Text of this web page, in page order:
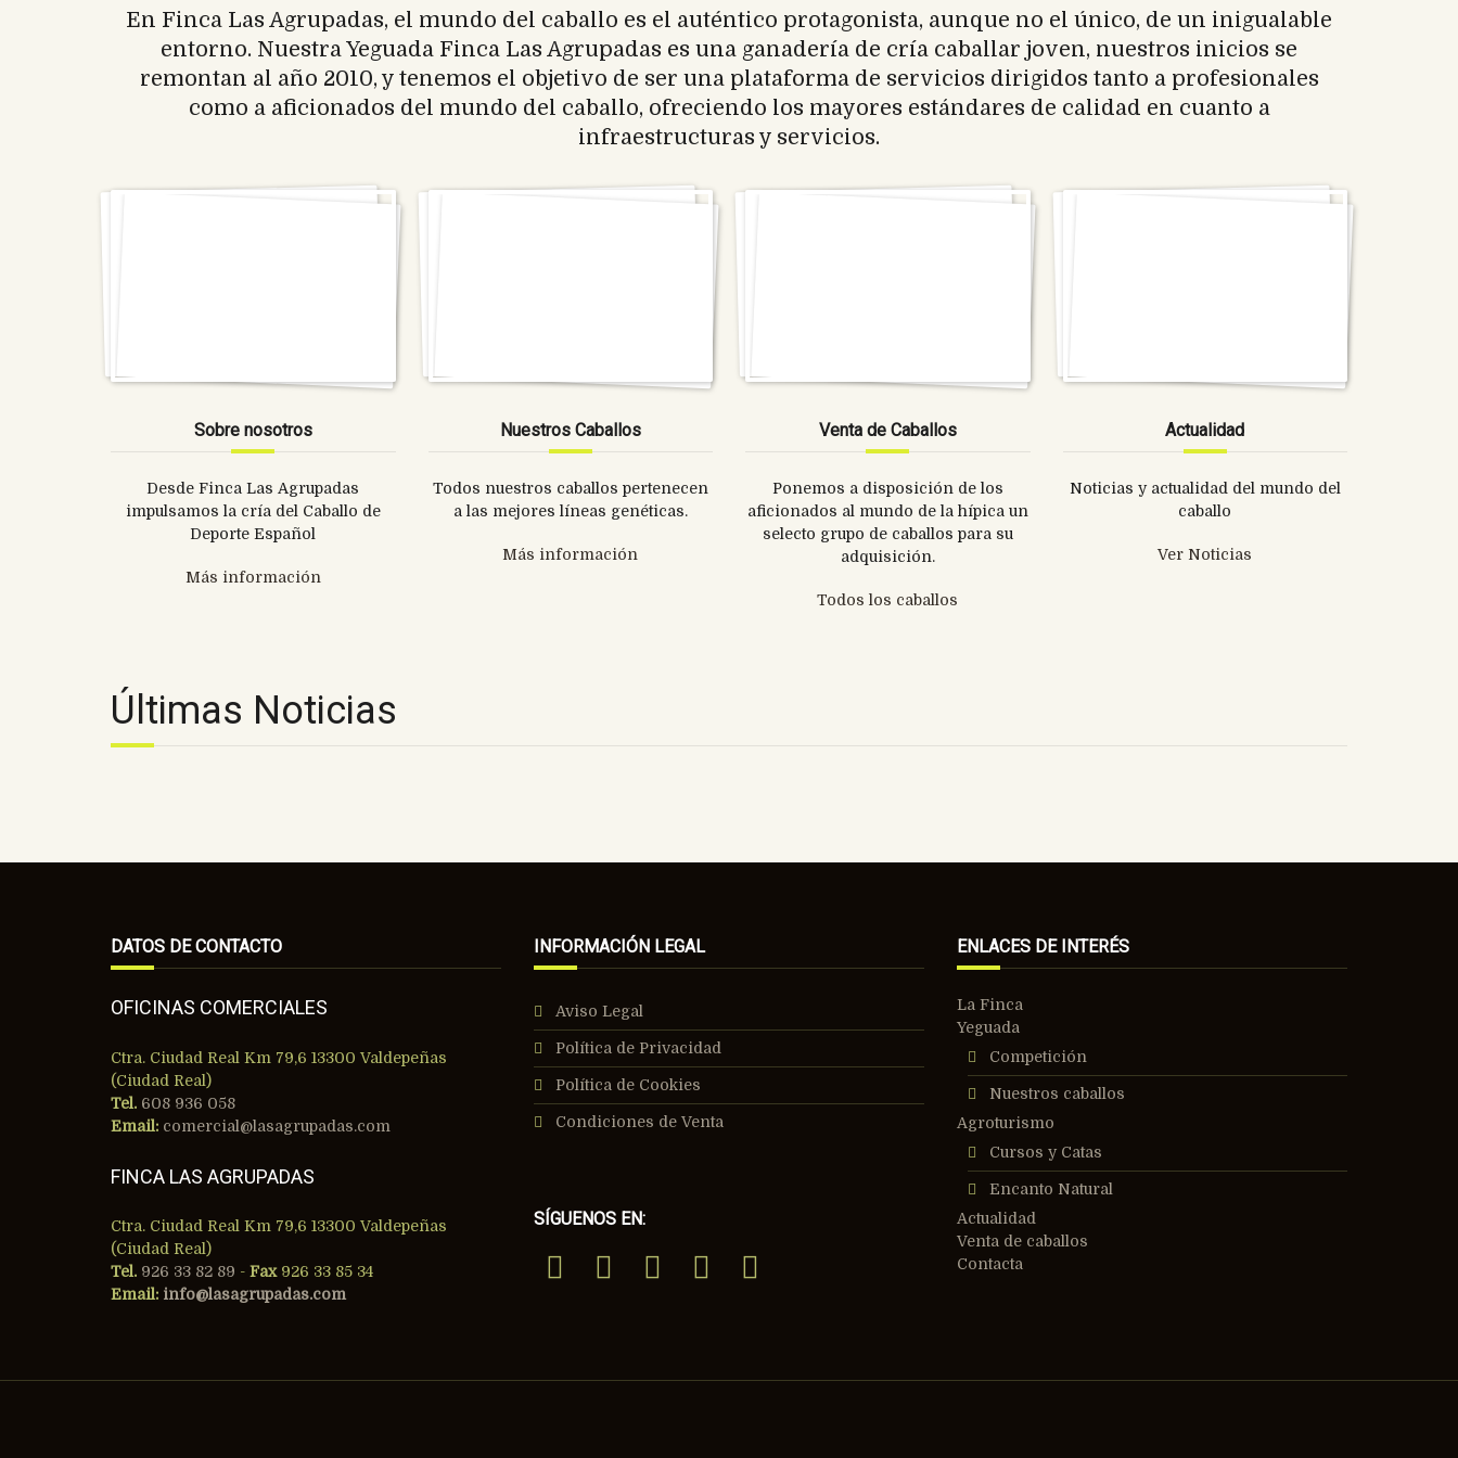
En Finca Las Agrupadas, el mundo del caballo es el auténtico protagonista, aunque no el único, de un inigualable
entorno. Nuestra Yeguada Finca Las Agrupadas es una ganadería de cría caballar joven, nuestros inicios se
remontan al año 2010, y tenemos el objetivo de ser una plataforma de servicios dirigidos tanto a profesionales
como a aficionados del mundo del caballo, ofreciendo los mayores estándares de calidad en cuanto a
infraestructuras y servicios.
Sobre nosotros
Desde Finca Las Agrupadas
impulsamos la cría del Caballo de
Deporte Español
Más información
Nuestros Caballos
Todos nuestros caballos pertenecen
a las mejores líneas genéticas.
Más información
Venta de Caballos
Ponemos a disposición de los
aficionados al mundo de la hípica un
selecto grupo de caballos para su
adquisición.
Todos los caballos
Actualidad
Noticias y actualidad del mundo del
caballo
Ver Noticias
Últimas Noticias
DATOS DE CONTACTO
OFICINAS COMERCIALES
Ctra. Ciudad Real Km 79,6 13300 Valdepeñas
(Ciudad Real)
Tel. 608 936 058
Email: comercial@lasagrupadas.com
FINCA LAS AGRUPADAS
Ctra. Ciudad Real Km 79,6 13300 Valdepeñas
(Ciudad Real)
Tel. 926 33 82 89 - Fax 926 33 85 34
Email: info@lasagrupadas.com
INFORMACIÓN LEGAL
Aviso Legal
Política de Privacidad
Política de Cookies
Condiciones de Venta
SÍGUENOS EN:
ENLACES DE INTERÉS
La Finca
Yeguada
Competición
Nuestros caballos
Agroturismo
Cursos y Catas
Encanto Natural
Actualidad
Venta de caballos
Contacta